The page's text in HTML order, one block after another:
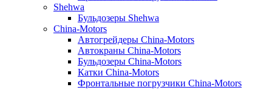
Shehwa
Бульдозеры Shehwa
China-Motors
Автогрейдеры China-Motors
Автокраны China-Motors
Бульдозеры China-Motors
Катки China-Motors
Фронтальные погрузчики China-Motors